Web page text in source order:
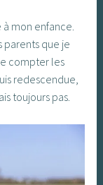
mon enfance.
parents que je
compter les
redescendue,
toujours pas.